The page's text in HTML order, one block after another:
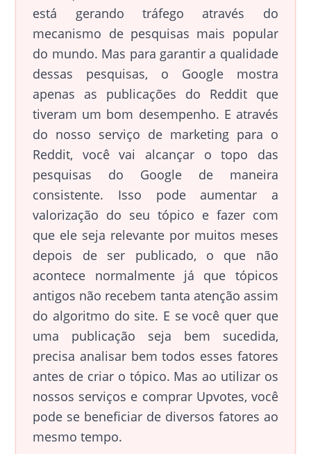
está gerando tráfego através do
mecanismo de pesquisas mais popular
do mundo. Mas para garantir a qualidade
dessas pesquisas, o Google mostra
apenas as publicações do Reddit que
tiveram um bom desempenho. E através
do nosso serviço de marketing para o
Reddit, você vai alcançar o topo das
pesquisas do Google de maneira
consistente. Isso pode aumentar a
valorização do seu tópico e fazer com
que ele seja relevante por muitos meses
depois de ser publicado, o que não
acontece normalmente já que tópicos
antigos não recebem tanta atenção assim
do algoritmo do site. E se você quer que
uma publicação seja bem sucedida,
precisa analisar bem todos esses fatores
antes de criar o tópico. Mas ao utilizar os
nossos serviços e comprar Upvotes, você
pode se beneficiar de diversos fatores ao
mesmo tempo.